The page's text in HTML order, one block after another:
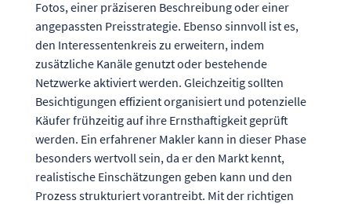
Fotos, einer präziseren Beschreibung oder einer
angepassten Preisstrategie. Ebenso sinnvoll ist es,
den Interessentenkreis zu erweitern, indem
zusätzliche Kanäle genutzt oder bestehende
Netzwerke aktiviert werden. Gleichzeitig sollten
Besichtigungen effizient organisiert und potenzielle
Käufer frühzeitig auf ihre Ernsthaftigkeit geprüft
werden. Ein erfahrener Makler kann in dieser Phase
besonders wertvoll sein, da er den Markt kennt,
realistische Einschätzungen geben kann und den
Prozess strukturiert vorantreibt. Mit der richtigen